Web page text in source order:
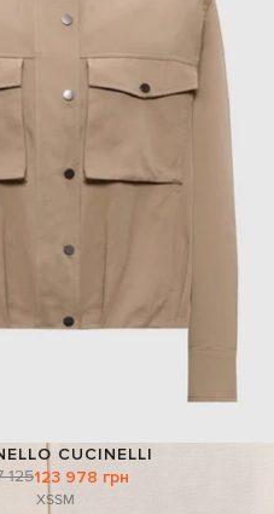
CUCINELLI
125123 978 грн
XSSM